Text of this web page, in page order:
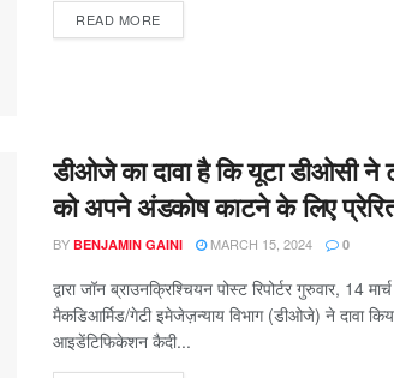
READ MORE
डीओजे का दावा है कि यूटा डीओसी ने
को अपने अंडकोष काटने के लिए
BY BENJAMIN GAINI MARCH 15, 2024 0
द्वारा जॉन ब्राउनक्रिश्चियन पोस्ट रिपोर्टर गुरुवार, 14
मैकडिआर्मिड/गेटी इमेजेज़न्याय विभाग (डीओजे) ने दावा
आइडेंटिफिकेशन कैदी...